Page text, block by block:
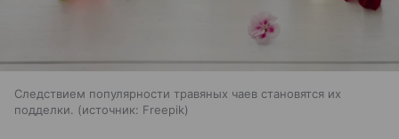
Следствием популярности травяных чаев становятся их
подделки.
источник: Freepik